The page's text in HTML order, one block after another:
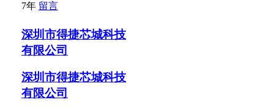
7年 留言
深圳市得捷芯城科技
有限公司
深圳市得捷芯城科技
有限公司